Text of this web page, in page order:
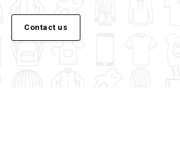
Contact us